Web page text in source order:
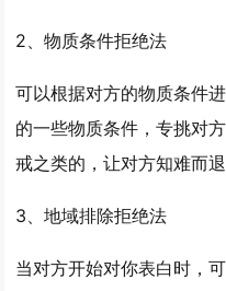
2、物质条件拒绝法
可以根据对方的物质条件
的一些物质条件，专挑对
戒之类的，让对方知难而退
3、地域排除拒绝法
当对方开始对你表白时，